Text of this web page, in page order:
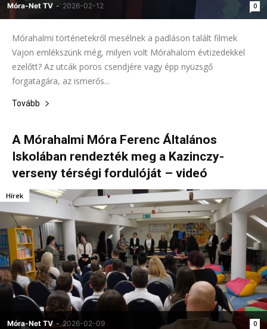
Móra-Net TV - 2026-02-12 0
Mórahalmi történetekről mesélnek a padláson talált filmek
Vajon emlékszünk még, milyen volt Mórahalom évtizedekkel
ezelőtt? Az utcák poros csendjére vagy épp nyüzsgő
forgatagára, az ismerős...
Tovább
A Mórahalmi Móra Ferenc Általános
Iskolában rendezték meg a Kazinczy-
verseny térségi fordulóját – videó
Móra-Net TV - 2026-02-09 0
Hírek